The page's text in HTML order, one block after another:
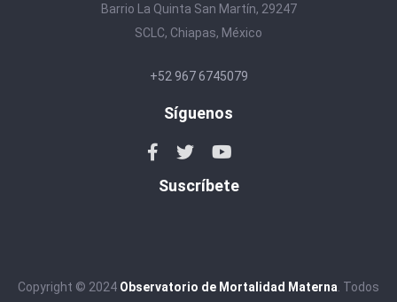
Barrio La Quinta San Martín, 29247
SCLC, Chiapas, México
+52 967 6745079
Síguenos
Suscríbete
Copyright © 2024 Observatorio de Mortalidad Materna . Todos